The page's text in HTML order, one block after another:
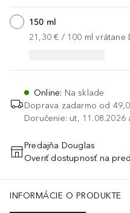
150 ml
21,30 € / 100 ml vrátane
Online: Na sklade
Doprava zadarmo od
Doručenie: ut, 11.08.2026
PRIDAŤ
Predajňa Douglas
Overiť dostupnosť na
INFORMÁCIE O PRODUKTE